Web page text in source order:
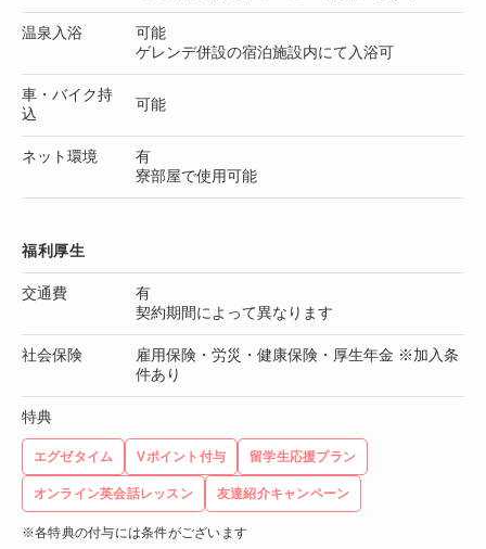
温泉入浴
可能
ゲレンデ併設の宿泊施設内にて入浴可
車・バイク持
込
可能
ネット環境
有
寮部屋で使用可能
福利厚生
交通費
有
契約期間によって異なります
社会保険
雇用保険・労災・健康保険・厚生年金 ※加入条
件あり
特典
エグゼタイム Vポイント付与 留学生応援プラン
オンライン英会話レッスン 友達紹介キャンペーン
※各特典の付与には条件がございます